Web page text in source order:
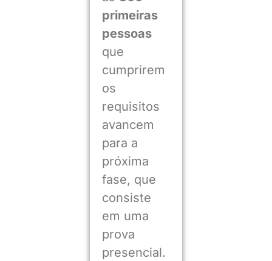
primeiras
pessoas
que
cumprirem
os
requisitos
avancem
para a
próxima
fase, que
consiste
em uma
prova
presencial.